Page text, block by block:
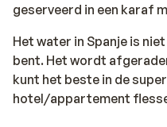
geserveerd in een karaf
Het water in Spanje is
bent. Het wordt
kunt het beste in de
hotel/appartement